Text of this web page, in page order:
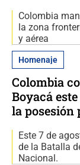
Colombia
la zona
y aérea
Homenaje
Colombia
Boyacá
la posesión
Este 7 de
de la Batalla
Nacional.